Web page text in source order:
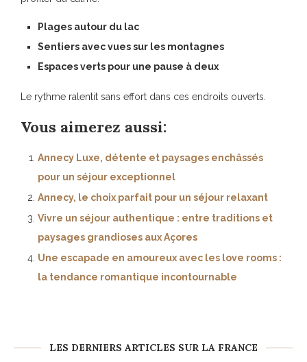
Plages autour du lac
Sentiers avec vues sur les montagnes
Espaces verts pour une pause à deux
Le rythme ralentit sans effort dans ces endroits ouverts.
Vous aimerez aussi:
Annecy Luxe, détente et paysages enchâssés
pour un séjour exceptionnel
Annecy, le choix parfait pour un séjour relaxant
Vivre un séjour authentique : entre traditions et
paysages grandioses aux Açores
Une escapade en amoureux avec les love rooms :
la tendance romantique incontournable
LES DERNIERS ARTICLES SUR LA FRANCE